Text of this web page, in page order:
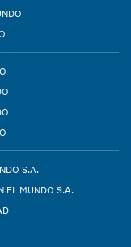
S.A.
EL MUNDO S.A.